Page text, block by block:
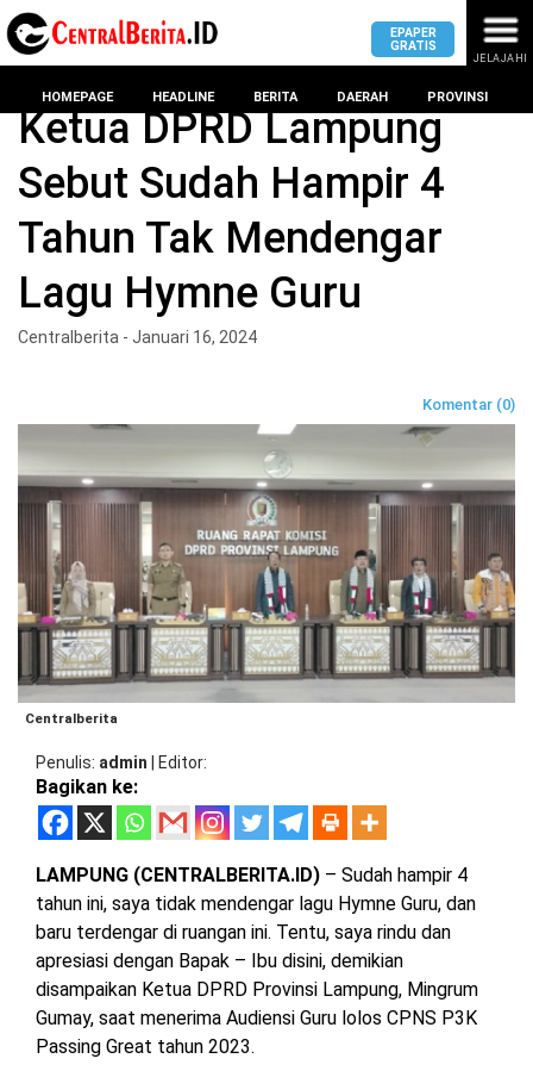
MASUK
KOTA
PESAWARAN
TANGGAMUS
PRINGSEWU
LAMPUNG
SELATAN
LAMPUNG
TENGAH
LAMPUNG
BARAT
LAMPUNG
TIMUR
LAMPUNG
UTARA
DPRD
BANDAR
LAMPUNG
DPRD
METRO
DPRD
PESAWARAN
DPRD
TANGGAMUS
DPRD
PRINGSEWU
DPRD
LAMSEL
DPRD
LAMTENG
DPRD
LAMBAR
LAMPUNG
JAWAB
BARAT
DKI
JAKARTA
EPAPER
GRATIS
JELAJAHI
HOMEPAGE HEADLINE BERITA DAERAH PROVINSI
Ketua DPRD Lampung
Sebut Sudah Hampir 4
Tahun Tak Mendengar
Lagu Hymne Guru
Centralberita - Januari 16, 2024
Komentar (0)
Centralberita
Penulis admin Editor
Bagikan ke:
LAMPUNG (CENTRALBERITA.ID) – Sudah hampir 4
tahun ini, saya tidak mendengar lagu Hymne Guru, dan
baru terdengar di ruangan ini. Tentu, saya rindu dan
apresiasi dengan Bapak – Ibu disini, demikian
disampaikan Ketua DPRD Provinsi Lampung, Mingrum
Gumay, saat menerima Audiensi Guru lolos CPNS P3K
Passing Great tahun 2023.